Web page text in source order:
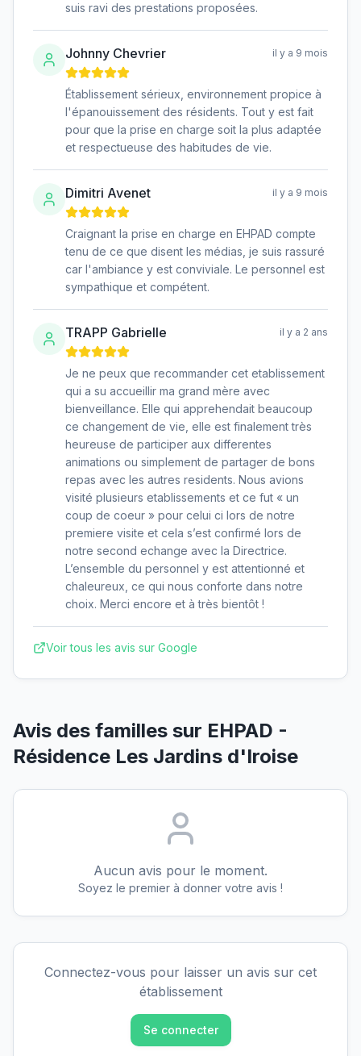
suis ravi des prestations proposées.
Johnny Chevrier il y a 9 mois
Établissement sérieux, environnement propice à
l'épanouissement des résidents. Tout y est fait
pour que la prise en charge soit la plus adaptée
et respectueuse des habitudes de vie.
Dimitri Avenet il y a 9 mois
Craignant la prise en charge en EHPAD compte
tenu de ce que disent les médias, je suis rassuré
car l'ambiance y est conviviale. Le personnel est
sympathique et compétent.
TRAPP Gabrielle il y a 2 ans
Je ne peux que recommander cet etablissement
qui a su accueillir ma grand mère avec
bienveillance. Elle qui apprehendait beaucoup
ce changement de vie, elle est finalement très
heureuse de participer aux differentes
animations ou simplement de partager de bons
repas avec les autres residents. Nous avions
visité plusieurs etablissements et ce fut « un
coup de coeur » pour celui ci lors de notre
premiere visite et cela s’est confirmé lors de
notre second echange avec la Directrice.
L’ensemble du personnel y est attentionné et
chaleureux, ce qui nous conforte dans notre
choix. Merci encore et à très bientôt !
Voir tous les avis sur Google
Avis des familles sur EHPAD -
Résidence Les Jardins d'Iroise
Aucun avis pour le moment.
Soyez le premier à donner votre avis !
Connectez-vous pour laisser un avis sur cet
établissement
Se connecter